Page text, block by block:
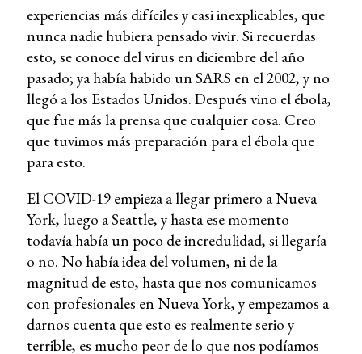
experiencias más difíciles y casi inexplicables, que
nunca nadie hubiera pensado vivir. Si recuerdas
esto, se conoce del virus en diciembre del año
pasado; ya había habido un SARS en el 2002, y no
llegó a los Estados Unidos. Después vino el ébola,
que fue más la prensa que cualquier cosa. Creo
que tuvimos más preparación para el ébola que
para esto.
El COVID-19 empieza a llegar primero a Nueva
York, luego a Seattle, y hasta ese momento
todavía había un poco de incredulidad, si llegaría
o no. No había idea del volumen, ni de la
magnitud de esto, hasta que nos comunicamos
con profesionales en Nueva York, y empezamos a
darnos cuenta que esto es realmente serio y
terrible, es mucho peor de lo que nos podíamos